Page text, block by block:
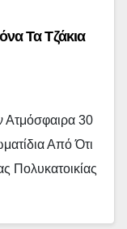
Τα Τζάκια
Ατμόσφαιρα 30
Από Ότι
Πολυκατοικίας